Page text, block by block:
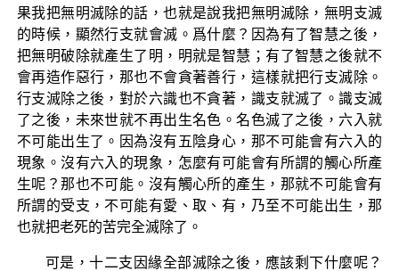
果我把無明滅除的話，也就是說我把無明滅除，無明支滅
的時候，顯然行支就會滅。爲什麼？因為有了智慧之後，
把無明破除就產生了明，明就是智慧；有了智慧之後就不
會再造作惡行，那也不會貪著善行，這樣就把行支滅除。
行支滅除之後，對於六識也不貪著，識支就滅了。識支滅
了之後，未來世就不再出生名色。名色滅了之後，六入就
不可能出生了。因為沒有五陰身心，那不可能會有六入的
現象。沒有六入的現象，怎麼有可能會有所謂的觸心所產
生呢？那也不可能。沒有觸心所的產生，那就不可能會有
所謂的受支，不可能有愛、取、有，乃至不可能出生，那
也就把老死的苦完全滅除了。
可是，十二支因緣全部滅除之後，應該剩下什麼呢？